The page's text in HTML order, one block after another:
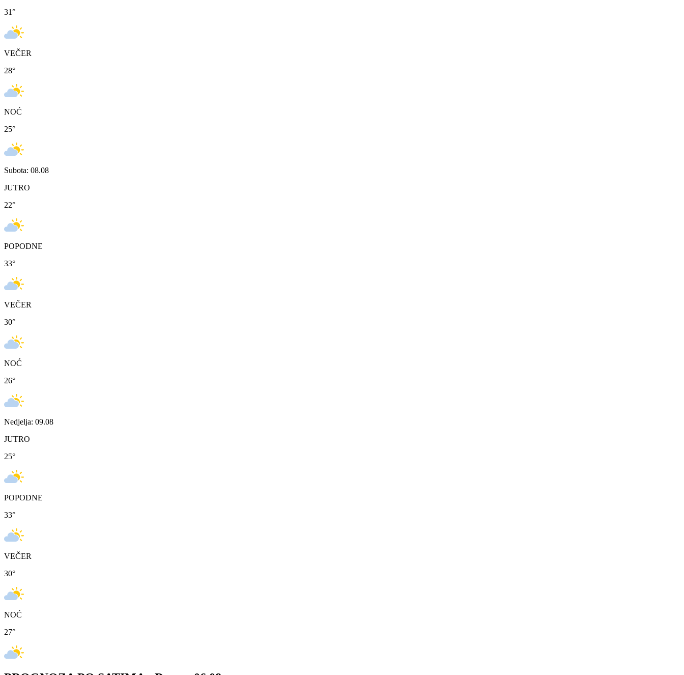
31°
VEČER
28°
NOĆ
25°
Subota: 08.08
JUTRO
22°
POPODNE
33°
VEČER
30°
NOĆ
26°
Nedjelja: 09.08
JUTRO
25°
POPODNE
33°
VEČER
30°
NOĆ
27°